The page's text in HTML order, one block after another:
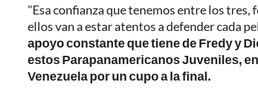
"Esa confianza que tenemos entre los
ellos van a estar atentos a defender cada
apoyo constante que tiene de Fredy y
estos Parapanamericanos Juveniles,
Venezuela por un cupo a la final.